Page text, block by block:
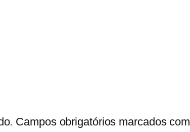
Campos obrigatórios marcados com